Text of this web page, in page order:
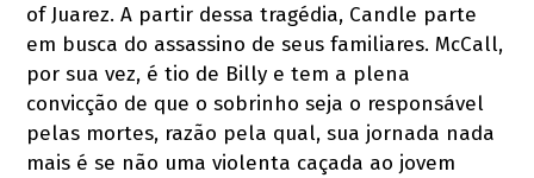
of Juarez. A partir dessa tragédia, Candle parte
em busca do assassino de seus familiares. McCall,
por sua vez, é tio de Billy e tem a plena
convicção de que o sobrinho seja o responsável
pelas mortes, razão pela qual, sua jornada nada
mais é se não uma violenta caçada ao jovem